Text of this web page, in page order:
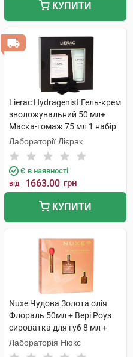
КУПИТИ
Lierac Hydragenist Гель-крем
зволожувальний 50 мл+
Маска-гомаж 75 мл 1 набір
Лабораторії Лієрак
Є в наявності
від 1663.00 грн
КУПИТИ
Nuxe Чудова Золота олія
Флораль 50мл + Вері Роуз
сироватка для губ 8 мл +
Олія суха Флораль 10мл 1
набір
Лабораторія Нюкс